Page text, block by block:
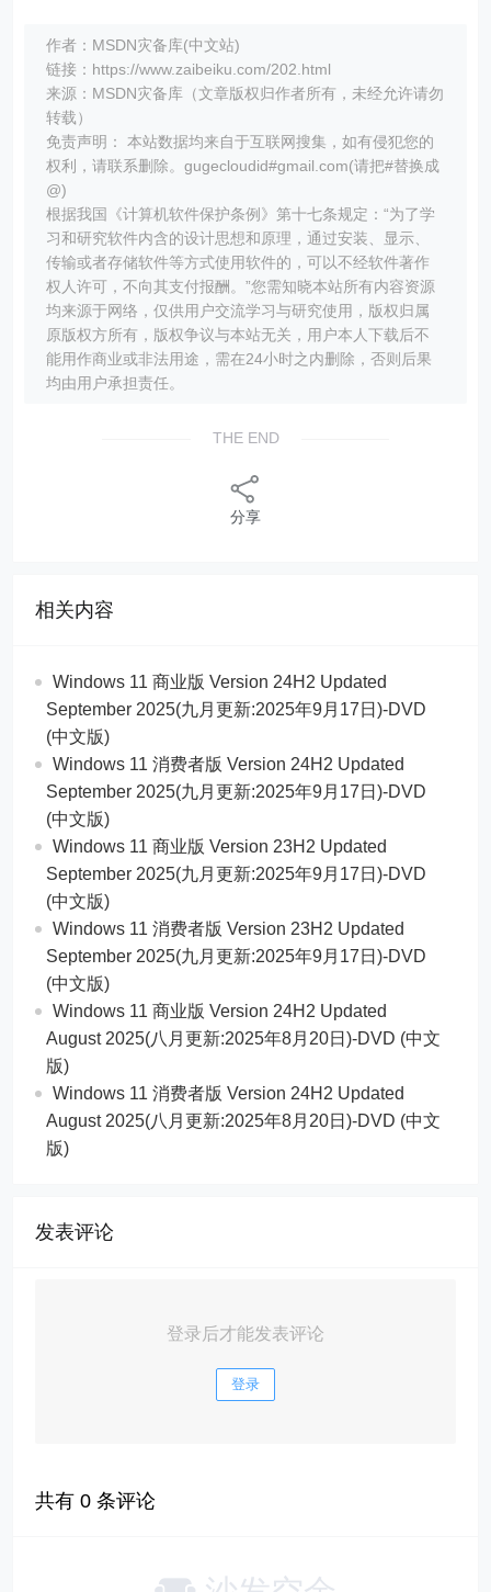
作者：MSDN灾备库(中文站)
链接：https://www.zaibeiku.com/202.html
来源：MSDN灾备库（文章版权归作者所有，未经允许请勿
转载）
免责声明： 本站数据均来自于互联网搜集，如有侵犯您的
权利，请联系删除。gugecloudid#gmail.com(请把#替换成
@)
根据我国《计算机软件保护条例》第十七条规定：“为了学
习和研究软件内含的设计思想和原理，通过安装、显示、
传输或者存储软件等方式使用软件的，可以不经软件著作
权人许可，不向其支付报酬。”您需知晓本站所有内容资源
均来源于网络，仅供用户交流学习与研究使用，版权归属
原版权方所有，版权争议与本站无关，用户本人下载后不
能用作商业或非法用途，需在24小时之内删除，否则后果
均由用户承担责任。
THE END
分享
相关内容
Windows 11 商业版 Version 24H2 Updated
September 2025(九月更新:2025年9月17日)-DVD
(中文版)
Windows 11 消费者版 Version 24H2 Updated
September 2025(九月更新:2025年9月17日)-DVD
(中文版)
Windows 11 商业版 Version 23H2 Updated
September 2025(九月更新:2025年9月17日)-DVD
(中文版)
Windows 11 消费者版 Version 23H2 Updated
September 2025(九月更新:2025年9月17日)-DVD
(中文版)
Windows 11 商业版 Version 24H2 Updated
August 2025(八月更新:2025年8月20日)-DVD (中文
版)
Windows 11 消费者版 Version 24H2 Updated
August 2025(八月更新:2025年8月20日)-DVD (中文
版)
发表评论
登录后才能发表评论
登录
共有0 条评论